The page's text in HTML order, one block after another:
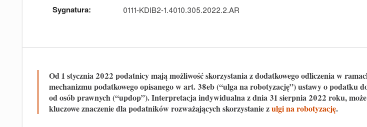
Sygnatura: 0111-KDIB2-1.4010.305.2022.2.AR
Od 1 stycznia 2022 podatnicy mają możliwość skorzystania z dodatkowego odliczenia w
mechanizmu podatkowego opisanego w art. 38eb (“ulga na robotyzację”) ustawy o podatku
od osób prawnych (“updop”). Interpretacja indywidualna z dnia 31 sierpnia 2022 roku,
kluczowe znaczenie dla podatników rozważających skorzystanie zulgi na robotyzację.